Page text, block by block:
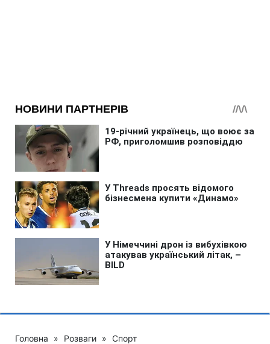
Головна » Розваги » Спорт